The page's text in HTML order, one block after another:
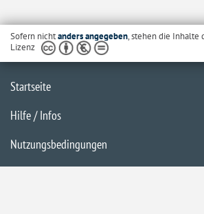
Sofern nichtanders angegeben, stehen die Inhalte
Lizenz
Startseite
Hilfe / Infos
Nutzungsbedingungen